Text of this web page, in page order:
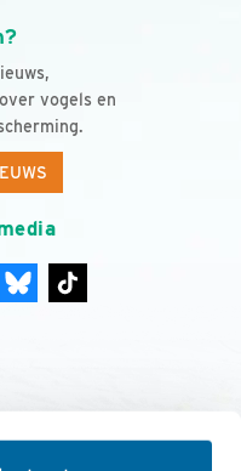
vogels en